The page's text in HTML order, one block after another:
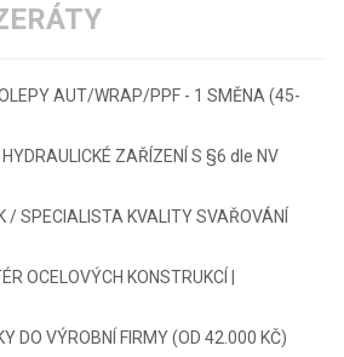
AUT/WRAP/PPF - 1 SMĚNA (45-
ZAŘÍZENÍ S §6 dle NV
/ SPECIALISTA KVALITY SVAŘOVÁNÍ
OCELOVÝCH KONSTRUKCÍ |
DO VÝROBNÍ FIRMY (OD 42.000 KČ)